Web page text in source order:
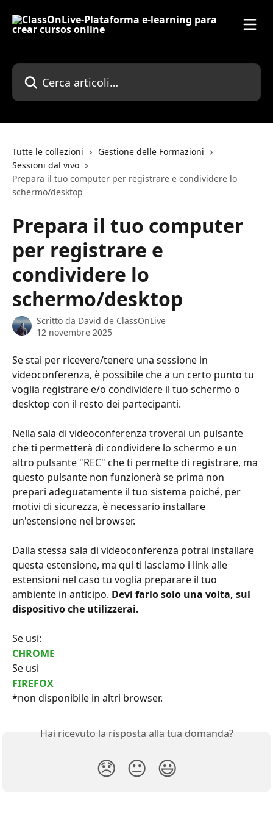
Cerca articoli…
Tutte le collezioni
Gestione delle Formazioni
Sessioni dal vivo
Prepara il tuo computer per registrare e condividere lo
schermo/desktop
Prepara il tuo computer
per registrare e
condividere lo
schermo/desktop
Scritto da David de ClassOnLive
12 novembre 2025
Se stai per ricevere/tenere una sessione in
videoconferenza, è possibile che a un certo punto tu
voglia registrare e/o condividere il tuo schermo o
desktop con il resto dei partecipanti.
Nella sala di videoconferenza troverai un pulsante
che ti permetterà di condividere lo schermo e un
altro pulsante "REC" che ti permette di registrare, ma
questo pulsante non funzionerà se prima non
prepari adeguatamente il tuo sistema poiché, per
motivi di sicurezza, è necessario installare
un'estensione nei browser.
Dalla stessa sala di videoconferenza potrai installare
questa estensione, ma qui ti lasciamo i link alle
estensioni nel caso tu voglia preparare il tuo
ambiente in anticipo. Devi farlo solo una volta, sul
dispositivo che utilizzerai.
Se usi:
CHROME
Se usi
FIREFOX
*non disponibile in altri browser.
Hai ricevuto la risposta alla tua domanda?
😞 😐 😃